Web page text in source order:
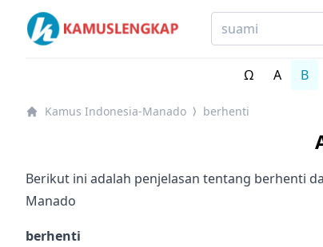
Kamus Lengkap Indonesia-Manado - Kamus
Ω A B
Kamus Indonesia-Manado ⟩ berhenti
Berikut ini adalah penjelasan tentang berhenti
Manado
berhenti